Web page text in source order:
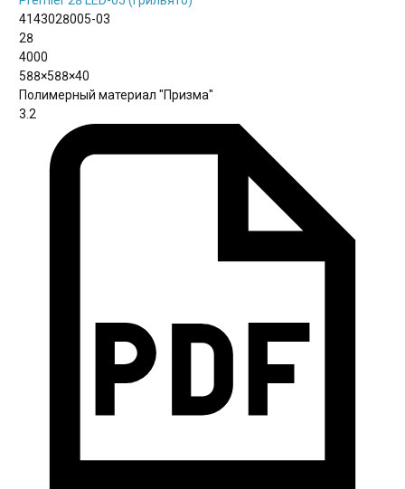
4143028005-03
28
4000
588×588×40
Полимерный материал "Призма"
3.2